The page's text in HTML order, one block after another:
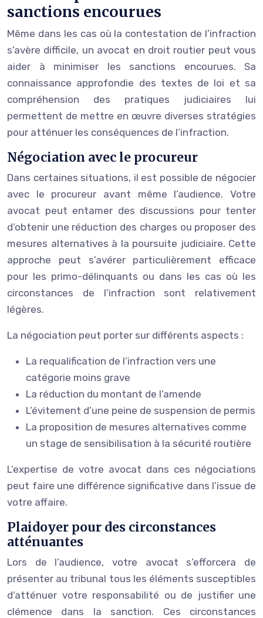
sanctions encourues
Même dans les cas où la contestation de l’infraction
s’avère difficile, un avocat en droit routier peut vous
aider à minimiser les sanctions encourues. Sa
connaissance approfondie des textes de loi et sa
compréhension des pratiques judiciaires lui
permettent de mettre en œuvre diverses stratégies
pour atténuer les conséquences de l’infraction.
Négociation avec le procureur
Dans certaines situations, il est possible de négocier
avec le procureur avant même l’audience. Votre
avocat peut entamer des discussions pour tenter
d’obtenir une réduction des charges ou proposer des
mesures alternatives à la poursuite judiciaire. Cette
approche peut s’avérer particulièrement efficace
pour les primo-délinquants ou dans les cas où les
circonstances de l’infraction sont relativement
légères.
La négociation peut porter sur différents aspects :
La requalification de l’infraction vers une
catégorie moins grave
La réduction du montant de l’amende
L’évitement d’une peine de suspension de permis
La proposition de mesures alternatives comme
un stage de sensibilisation à la sécurité routière
L’expertise de votre avocat dans ces négociations
peut faire une différence significative dans l’issue de
votre affaire.
Plaidoyer pour des circonstances
atténuantes
Lors de l’audience, votre avocat s’efforcera de
présenter au tribunal tous les éléments susceptibles
d’atténuer votre responsabilité ou de justifier une
clémence dans la sanction. Ces circonstances